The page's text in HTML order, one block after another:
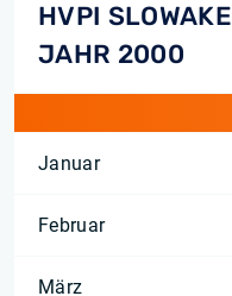
HVPI
JAHR 2000
Januar
Februar
März